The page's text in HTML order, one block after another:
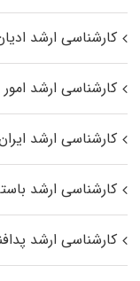
کارشناسی ارشد
کارشناسی ارشد
کارشناسی ارشد
کارشناسی ارشد
کارشناسی ارشد